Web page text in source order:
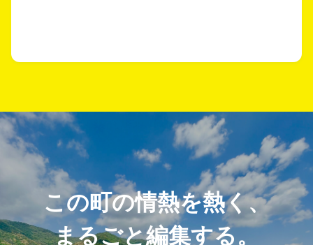
この町の情熱を熱く、
まるごと編集する。